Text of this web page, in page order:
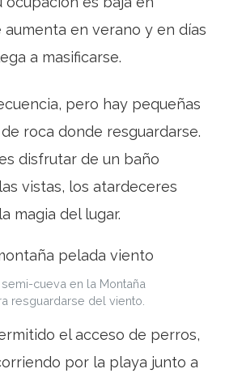
aumenta en verano y en días
a masificarse.
pero hay pequeñas
roca donde resguardarse.
disfrutar de un baño
vistas, los atardeceres
magia del lugar.
cueva en la Montaña
resguardarse del viento.
el acceso de perros,
por la playa junto a